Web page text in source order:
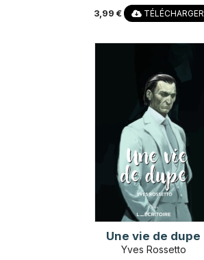
3,99 € TÉLÉCHARGER
Une vie de dupe
Yves Rossetto